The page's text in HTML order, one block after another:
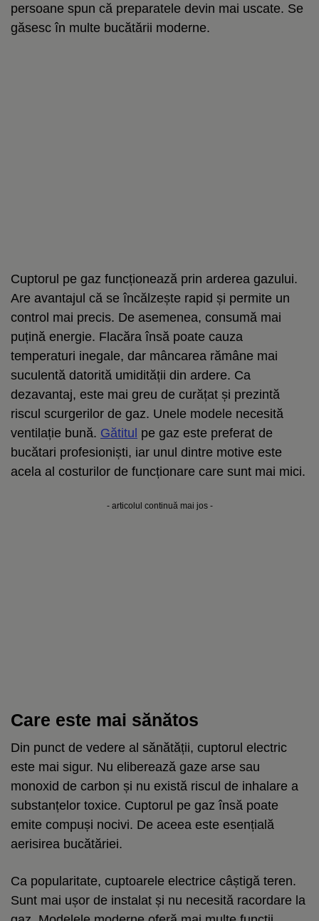
persoane spun că preparatele devin mai uscate. Se
găsesc în multe bucătării moderne.
Cuptorul pe gaz funcționează prin arderea gazului.
Are avantajul că se încălzește rapid și permite un
control mai precis. De asemenea, consumă mai
puțină energie. Flacăra însă poate cauza
temperaturi inegale, dar mâncarea rămâne mai
suculentă datorită umidității din ardere. Ca
dezavantaj, este mai greu de curățat și prezintă
riscul scurgerilor de gaz. Unele modele necesită
ventilație bună. Gătitul pe gaz este preferat de
bucătari profesioniști, iar unul dintre motive este
acela al costurilor de funcționare care sunt mai mici.
- articolul continuă mai jos -
Care este mai sănătos
Din punct de vedere al sănătății, cuptorul electric
este mai sigur. Nu eliberează gaze arse sau
monoxid de carbon și nu există riscul de inhalare a
substanțelor toxice. Cuptorul pe gaz însă poate
emite compuși nocivi. De aceea este esențială
aerisirea bucătăriei.
Ca popularitate, cuptoarele electrice câștigă teren.
Sunt mai ușor de instalat și nu necesită racordare la